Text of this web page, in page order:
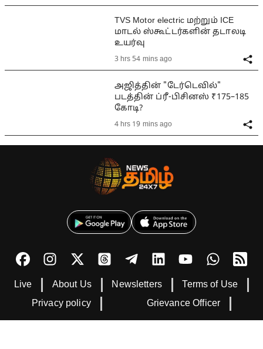
TVS Motor electric மற்றும் ICE
மாடல் ஸ்கூட்டர்களின் தடாலடி
உயர்வு
3 hrs 54 mins ago
அஜித்தின் "டேர்டெவில்"
படத்தின் ப்ரீ-பிசினஸ் ₹175–185
கோடி?
4 hrs 19 mins ago
Live About Us Newsletters
Terms of Use
Privacy policy
Grievance Officer